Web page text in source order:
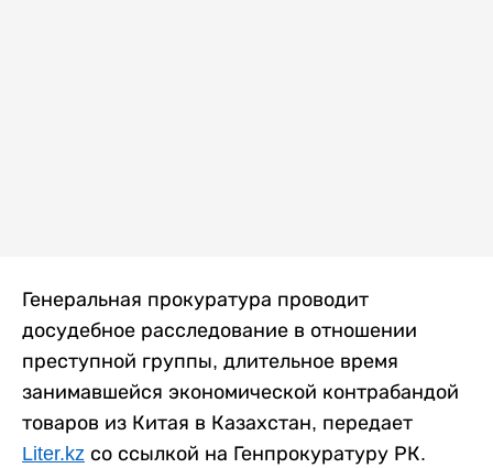
Генеральная прокуратура проводит
досудебное расследование в отношении
преступной группы, длительное время
занимавшейся экономической контрабандой
товаров из Китая в Казахстан, передает
Liter.kz со ссылкой на Генпрокуратуру РК.